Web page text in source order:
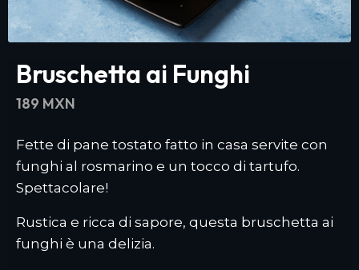
Bruschetta ai Funghi
189 MXN
Fette di pane tostato fatto in casa servite con
funghi al rosmarino e un tocco di tartufo.
Spettacolare!
Rustica e ricca di sapore, questa bruschetta ai
funghi è una delizia.